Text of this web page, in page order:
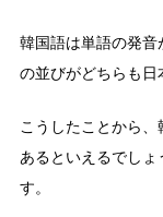
韓国語は単語の発
の並びがどちらも日
こうしたことから
あるといえるでしょ
す。